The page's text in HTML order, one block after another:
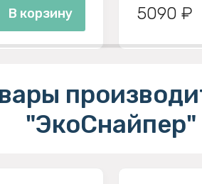
В корзину 5090 ₽
"ЭкоСнайпер"